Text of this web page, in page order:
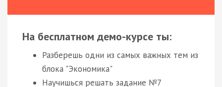
На бесплатном демо-курсе ты:
Разберешь одни из самых важных тем из
блока "Экономика"
Научишься решать задание №7